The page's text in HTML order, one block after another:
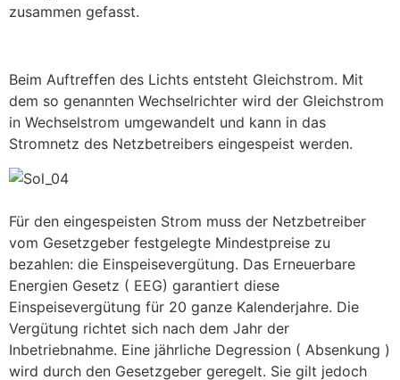
zusammen gefasst.
Beim Auftreffen des Lichts entsteht Gleichstrom. Mit
dem so genannten Wechselrichter wird der Gleichstrom
in Wechselstrom umgewandelt und kann in das
Stromnetz des Netzbetreibers eingespeist werden.
Für den eingespeisten Strom muss der Netzbetreiber
vom Gesetzgeber festgelegte Mindestpreise zu
bezahlen: die Einspeisevergütung. Das Erneuerbare
Energien Gesetz ( EEG) garantiert diese
Einspeisevergütung für 20 ganze Kalenderjahre. Die
Vergütung richtet sich nach dem Jahr der
Inbetriebnahme. Eine jährliche Degression ( Absenkung )
wird durch den Gesetzgeber geregelt. Sie gilt jedoch